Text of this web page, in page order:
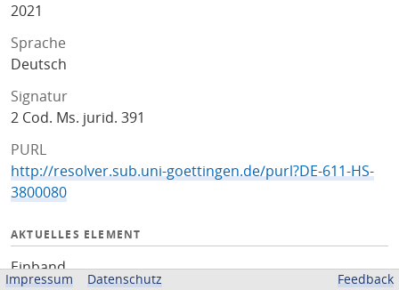
2021
Sprache
Deutsch
Signatur
2 Cod. Ms. jurid. 391
PURL
http://resolver.sub.uni-goettingen.de/purl?DE-611-HS-
3800080
AKTUELLES ELEMENT
Einband
Impressum Datenschutz Feedback